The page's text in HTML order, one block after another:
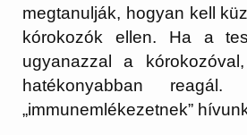
megtanulják, hogyan kell
kórokozók ellen. Ha a
ugyanazzal a
hatékonyabban
„immunemlékezetnek”